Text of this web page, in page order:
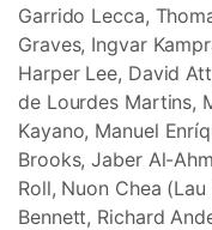
Garrido Lecca,
Graves, Ingvar
Harper Lee, David
de Lourdes Martins,
Kayano, Manuel
Brooks, Jaber Al-
Roll, Nuon Chea
Bennett, Richard